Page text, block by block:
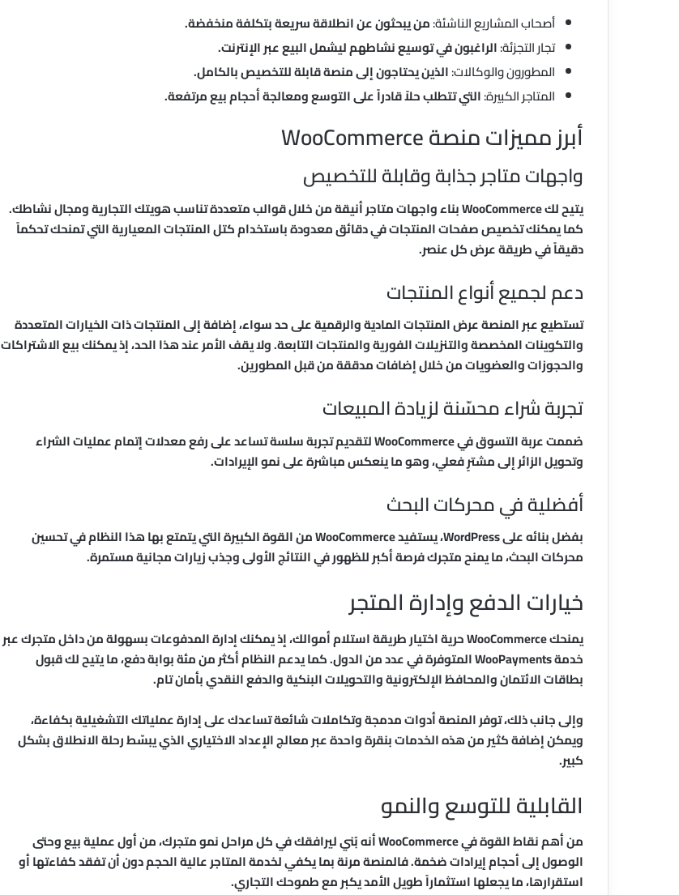
أصحاب المشاريع الناشئة:من يبحثون عن انطلاقة سريعة بتكلفة منخفضة.
تجار التجزئة:الراغبون في توسيع نشاطهم ليشمل البيع عبر الإنترنت.
المطورون والوكالات:الذين يحتاجون إلى منصة قابلة للتخصيص بالكامل.
المتاجر الكبيرة:التي تتطلب حلاً قادراً على التوسع ومعالجة أحجام بيع مرتفعة.
أبرز مميزات منصة WooCommerce
واجهات متاجر جذابة وقابلة للتخصيص
يتيح لك WooCommerce بناء واجهات متاجر أنيقة من خلال قوالب متعددة تناسب هويتك التجارية ومجال نشاطك.
كما يمكنك تخصيص صفحات المنتجات في دقائق معدودة باستخدام كتل المنتجات المعيارية التي تمنحك تحكماً
دقيقاً في طريقة عرض كل عنصر.
دعم لجميع أنواع المنتجات
تستطيع عبر المنصة عرض المنتجات المادية والرقمية على حد سواء، إضافة إلى المنتجات ذات الخيارات المتعددة
والتكوينات المخصصة والتنزيلات الفورية والمنتجات التابعة. ولا يقف الأمر عند هذا الحد، إذ يمكنك بيع الاشتراكات
والحجوزات والعضويات من خلال إضافات مدققة من قبل المطورين.
تجربة شراء محسّنة لزيادة المبيعات
صُممت عربة التسوق في WooCommerce لتقديم تجربة سلسة تساعد على رفع معدلات إتمام عمليات الشراء
وتحويل الزائر إلى مشترٍ فعلي، وهو ما ينعكس مباشرة على نمو الإيرادات.
أفضلية في محركات البحث
بفضل بنائه على WordPress، يستفيد WooCommerce من القوة الكبيرة التي يتمتع بها هذا النظام في تحسين
محركات البحث، ما يمنح متجرك فرصة أكبر للظهور في النتائج الأولى وجذب زيارات مجانية مستمرة.
خيارات الدفع وإدارة المتجر
يمنحك WooCommerce حرية اختيار طريقة استلام أموالك، إذ يمكنك إدارة المدفوعات بسهولة من داخل متجرك عبر
خدمة WooPayments المتوفرة في عدد من الدول. كما يدعم النظام أكثر من مئة بوابة دفع، ما يتيح لك قبول
بطاقات الائتمان والمحافظ الإلكترونية والتحويلات البنكية والدفع النقدي بأمان تام.
وإلى جانب ذلك، توفر المنصة أدوات مدمجة وتكاملات شائعة تساعدك على إدارة عملياتك التشغيلية بكفاءة،
ويمكن إضافة كثير من هذه الخدمات بنقرة واحدة عبر معالج الإعداد الاختياري الذي يبسّط رحلة الانطلاق بشكل
كبير.
القابلية للتوسع والنمو
من أهم نقاط القوة في WooCommerce أنه بُني ليرافقك في كل مراحل نمو متجرك، من أول عملية بيع وحتى
الوصول إلى أحجام إيرادات ضخمة. فالمنصة مرنة بما يكفي لخدمة المتاجر عالية الحجم دون أن تفقد كفاءتها أو
استقرارها، ما يجعلها استثماراً طويل الأمد يكبر مع طموحك التجاري.